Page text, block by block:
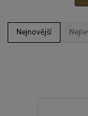
Nejnovější